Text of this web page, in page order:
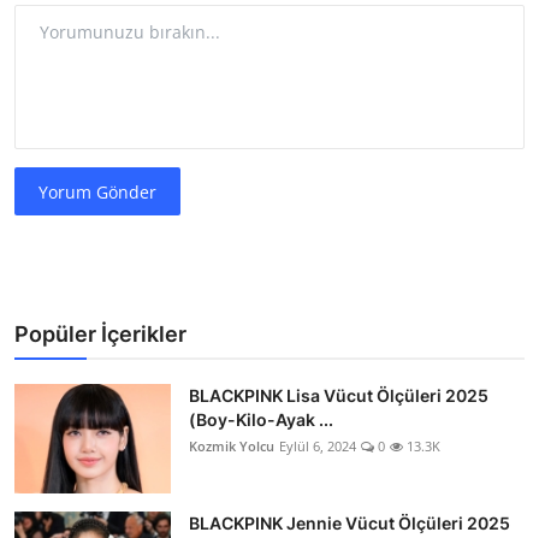
Yorum Gönder
Popüler İçerikler
BLACKPINK Lisa Vücut Ölçüleri 2025
(Boy-Kilo-Ayak ...
Kozmik Yolcu Eylül 6, 2024 0 13.3K
BLACKPINK Jennie Vücut Ölçüleri 2025